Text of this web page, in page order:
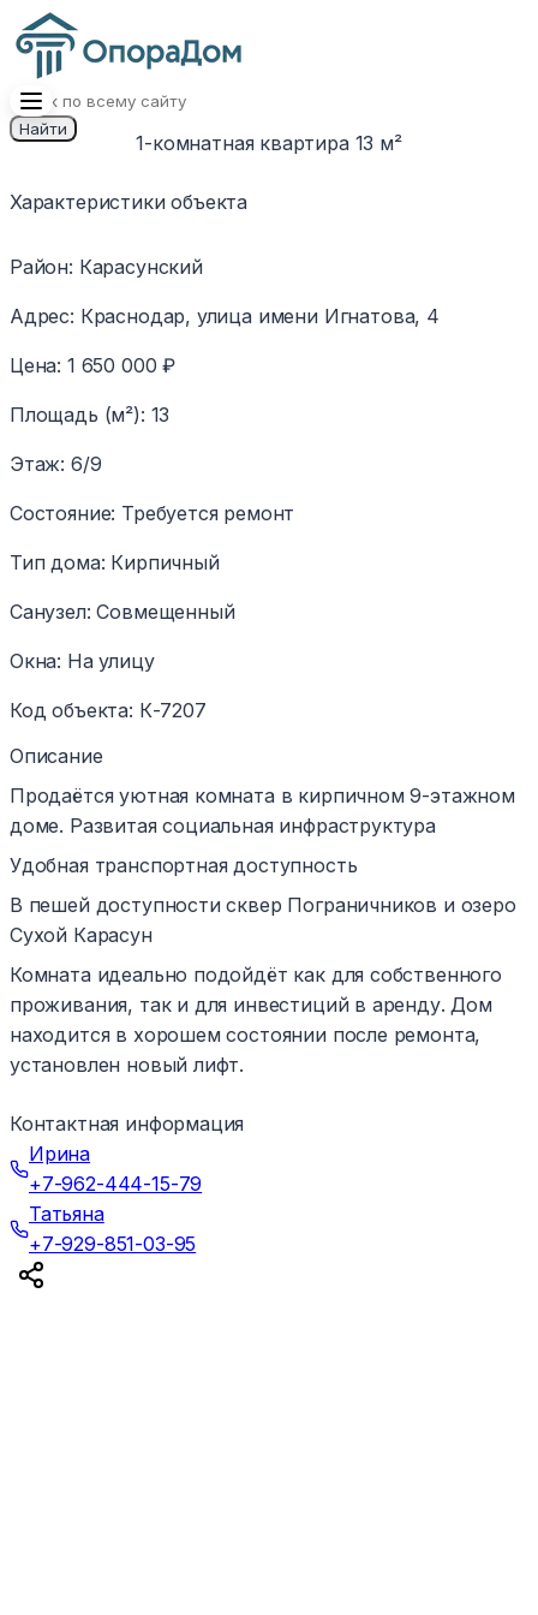
Найти
1-комнатная квартира 13 м²
недоступно
Характеристики объекта
Район: Карасунский
Адрес: Краснодар, улица имени Игнатова, 4
Цена: 1 650 000 ₽
Площадь (м²): 13
Этаж: 6/9
Состояние: Требуется ремонт
Тип дома: Кирпичный
Санузел: Совмещенный
Окна: На улицу
Код объекта: К-7207
Описание
Продаётся уютная комната в кирпичном 9-этажном
доме. Развитая социальная инфраструктура
Удобная транспортная доступность
В пешей доступности сквер Пограничников и озеро
Сухой Карасун
Комната идеально подойдёт как для собственного
проживания, так и для инвестиций в аренду. Дом
находится в хорошем состоянии после ремонта,
установлен новый лифт.
Контактная информация
Ирина
+7-962-444-15-79
Татьяна
+7-929-851-03-95